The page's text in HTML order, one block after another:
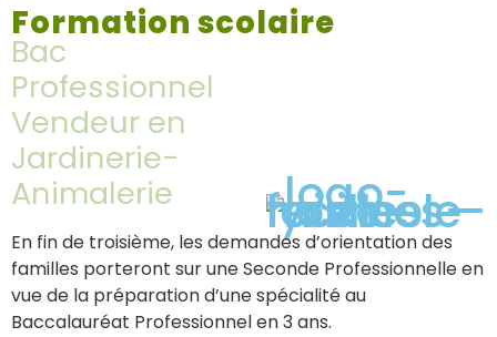
Formation scolaire
Bac
Professionnel
Vendeur en
Jardinerie-
Animalerie
En fin de troisième, les demandes d’orientation des
familles porteront sur une Seconde Professionnelle en
vue de la préparation d’une spécialité au
Baccalauréat Professionnel en 3 ans.